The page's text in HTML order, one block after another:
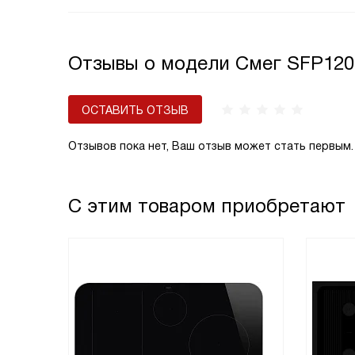
Отзывы о модели Смег
ОСТАВИТЬ ОТЗЫВ
Отзывов пока нет, Ваш отзыв может стать первым.
С этим товаром приобретают